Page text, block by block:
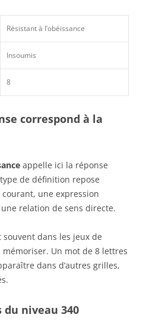
Résistant à l’obéissance
Insoumis
8
correspond à la
appelle ici la réponse
de définition repose
une expression
relation de sens directe.
dans les jeux de
Un mot de 8 lettres
dans d’autres grilles,
niveau 340